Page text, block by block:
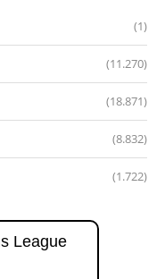
(1)
(11.270)
(18.871)
(8.832)
(1.722)
League